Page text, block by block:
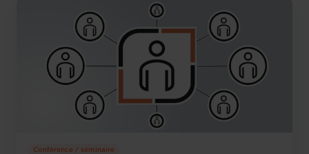
Conférence / séminaire